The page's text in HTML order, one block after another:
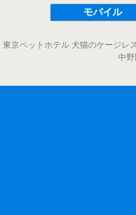
モバイル
東京ペットホテル 犬猫のケージレ
中野